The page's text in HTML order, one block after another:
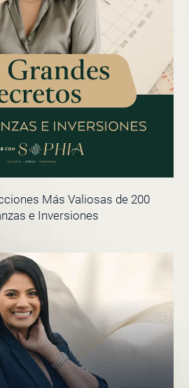
Más Valiosas de 200
e Inversiones